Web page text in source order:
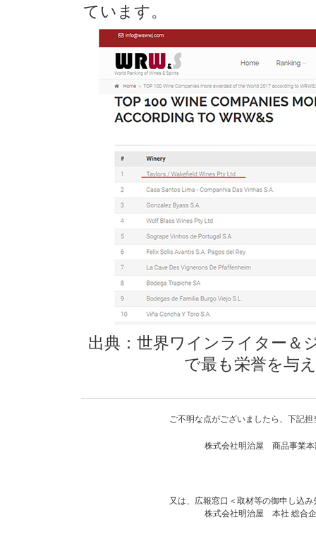
ています。
出典：世界ワインライター＆
で最も栄誉を与
ご不明な点がございましたら、下記
株式会社明治屋 商品事業本
又は、広報窓口＜取材等の御申し込み
株式会社明治屋 本社 総合